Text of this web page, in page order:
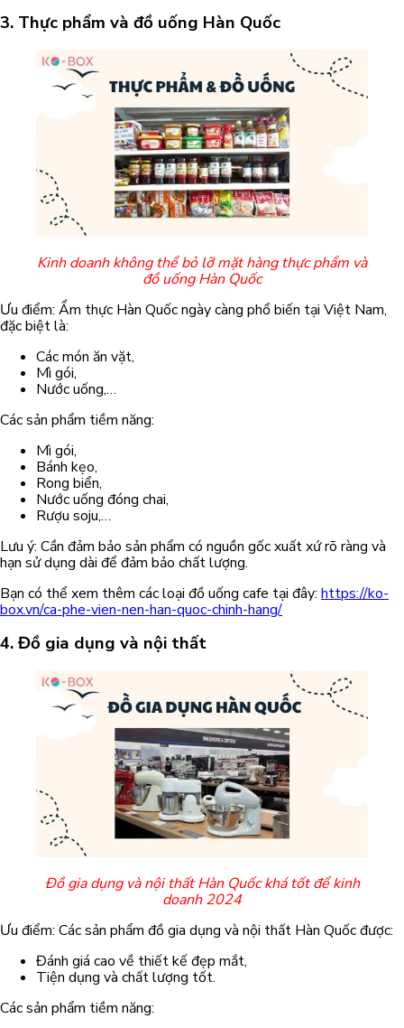
3. Thực phẩm và đồ uống Hàn Quốc
Kinh doanh không thể bỏ lỡ mặt hàng thực phẩm và
đồ uống Hàn Quốc
Ưu điểm: Ẩm thực Hàn Quốc ngày càng phổ biến tại Việt Nam,
đặc biệt là:
Các món ăn vặt,
Mì gói,
Nước uống,…
Các sản phẩm tiềm năng:
Mì gói,
Bánh kẹo,
Rong biển,
Nước uống đóng chai,
Rượu soju,…
Lưu ý: Cần đảm bảo sản phẩm có nguồn gốc xuất xứ rõ ràng và
hạn sử dụng dài để đảm bảo chất lượng.
Bạn có thể xem thêm các loại đồ uống cafe tại đây: https://ko-
box.vn/ca-phe-vien-nen-han-quoc-chinh-hang/
4. Đồ gia dụng và nội thất
Đồ gia dụng và nội thất Hàn Quốc khá tốt để kinh
doanh 2024
Ưu điểm: Các sản phẩm đồ gia dụng và nội thất Hàn Quốc được:
Đánh giá cao về thiết kế đẹp mắt,
Tiện dụng và chất lượng tốt.
Các sản phẩm tiềm năng: